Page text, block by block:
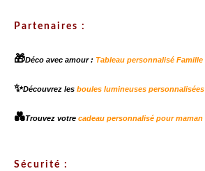
Partenaires :
🎁Déco avec amour : Tableau personnalisé Famille
✨Découvrez les boules lumineuses personnalisées
💑Trouvez votre cadeau personnalisé pour maman
Sécurité :